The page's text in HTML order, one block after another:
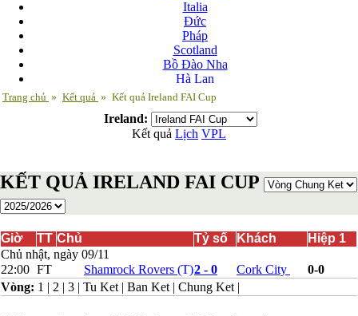
Italia
Đức
Pháp
Scotland
Bồ Đào Nha
Hà Lan
Nga
Albania
Andorra
Armenia
Belarus
Bắc Macedonia
Bỉ
Croatia
Estonia
Georgia
Trang chủ » Kết quả » Kết quả Ireland FAI Cup
Ireland:
Kết quả Lịch VPL
KẾT QUẢ IRELAND FAI CUP
Giờ TT Chủ Tỷ số Khách
Hiệp 1
Chủ nhật, ngày 09/11
22:00 FT Shamrock Rovers (T)2 - 0 Cork City
0-0
Vòng: 1 | 2 | 3 | Tu Ket | Ban Ket | Chung Ket |